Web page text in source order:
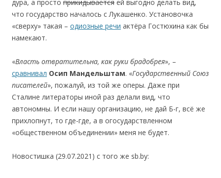
дура, а просто прикидывается ей выгодно делать вид,
что государство началось с Лукашенко. Установочка
«сверху» такая – одиозные речи актёра Гостюхина как бы
намекают.
«Власть отвратительна, как руки брадобрея», –
сравнивал Осип Мандельштам. «Государственный Союз
писателей», пожалуй, из той же оперы. Даже при
Сталине литераторы иной раз делали вид, что
автономны. И если нашу организацию, не дай Б-г, всё же
прихлопнут, то где-где, а в огосударствленном
«общественном объединении» меня не будет.
Новостишка (29.07.2021) с того же sb.by: